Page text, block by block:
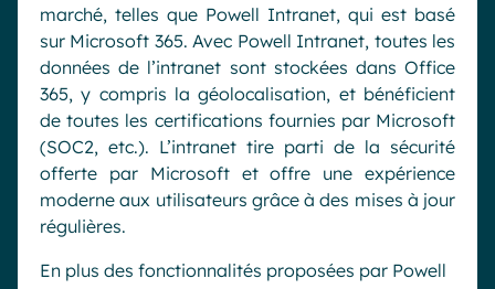
marché, telles que Powell Intranet, qui est basé
sur Microsoft 365. Avec Powell Intranet, toutes les
données de l’intranet sont stockées dans Office
365, y compris la géolocalisation, et bénéficient
de toutes les certifications fournies par Microsoft
(SOC2, etc.). L’intranet tire parti de la sécurité
offerte par Microsoft et offre une expérience
moderne aux utilisateurs grâce à des mises à jour
régulières.
En plus des fonctionnalités proposées par Powell